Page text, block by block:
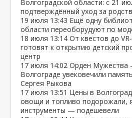
Волгоградской области: с 21
подтверждённый уход за
19 июля 13:43 Ещё одну
области переоборудуют по
18 июля 13:14 От квестов до
готовят к открытию детский
центр
17 июля 14:02 Орден Мужества
Волгограде увековечили
Сергея Рыкова
17 июля 13:51 Цены в
овощи и топливо подорожали,
инструменты — подешевели